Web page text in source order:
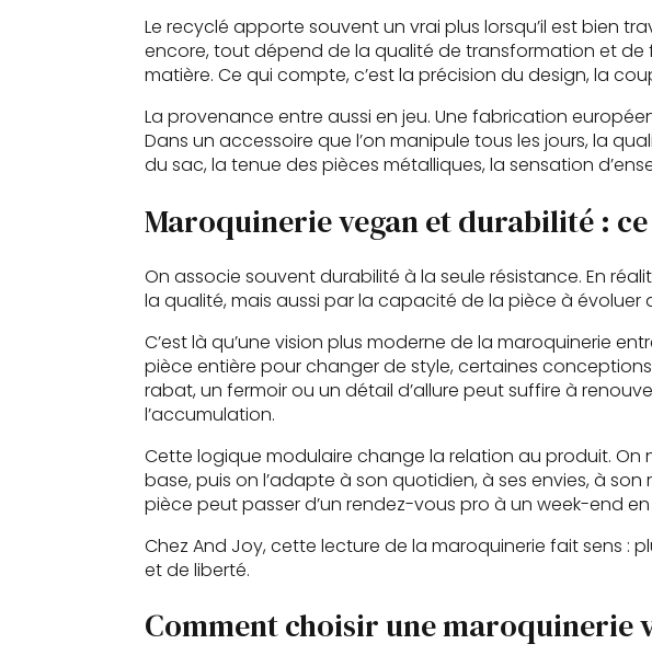
Le recyclé apporte souvent un vrai plus lorsqu’il est bien
encore, tout dépend de la qualité de transformation et de
matière. Ce qui compte, c’est la précision du design, la
La provenance entre aussi en jeu. Une fabrication
Dans un accessoire que l’on manipule tous les jours, la
du sac, la tenue des pièces métalliques, la sensation
Maroquinerie vegan et durabilité :
On associe souvent durabilité à la seule résistance. En
la qualité, mais aussi par la capacité de la pièce à évoluer
C’est là qu’une vision plus moderne de la maroquinerie
pièce entière pour changer de style, certaines
rabat, un fermoir ou un détail d’allure peut suffire à
l’accumulation.
Cette logique modulaire change la relation au produit.
base, puis on l’adapte à son quotidien, à ses envies, à
pièce peut passer d’un rendez-vous pro à un week-end
Chez And Joy, cette lecture de la maroquinerie fait sens :
et de liberté.
Comment choisir une maroquinerie